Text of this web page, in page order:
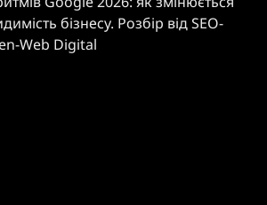
бізнесу. Розбір від SEO-
Web Digital